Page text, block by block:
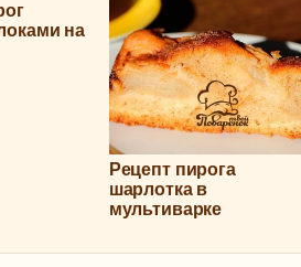
на
Рецепт пирога
шарлотка в
мультиварке